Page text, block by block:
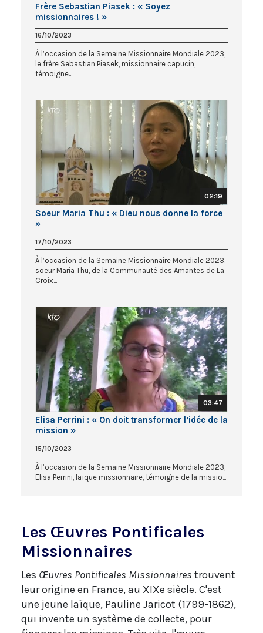
Frère Sebastian Piasek : « Soyez
missionnaires ! »
16/10/2023
À l’occasion de la Semaine Missionnaire Mondiale 2023,
le frère Sebastian Piasek, missionnaire capucin,
témoigne...
02:19
Soeur Maria Thu : « Dieu nous donne la force
»
17/10/2023
À l’occasion de la Semaine Missionnaire Mondiale 2023,
soeur Maria Thu, de la Communauté des Amantes de La
Croix...
03:47
Elisa Perrini : « On doit transformer l’idée de la
mission »
15/10/2023
À l’occasion de la Semaine Missionnaire Mondiale 2023,
Elisa Perrini, laïque missionnaire, témoigne de la missio...
Les Œuvres Pontificales
Missionnaires
Les Œuvres Pontificales Missionnaires trouvent
leur origine en France, au XIXe siècle. C'est
une jeune laïque, Pauline Jaricot (1799-1862),
qui invente un système de collecte, pour